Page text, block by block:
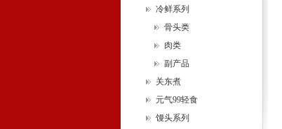
冷鲜系列
骨头类
肉类
副产品
关东煮
元气99轻食
馒头系列